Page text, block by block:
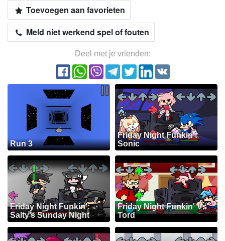
Toevoegen aan favorieten
Meld niet werkend spel of fouten
Deel met je vrienden:
Run 3
Friday Night Funkin':
Sonic
Friday Night Funkin':
Salty’s Sunday Night
Friday Night Funkin' Vs
Tord